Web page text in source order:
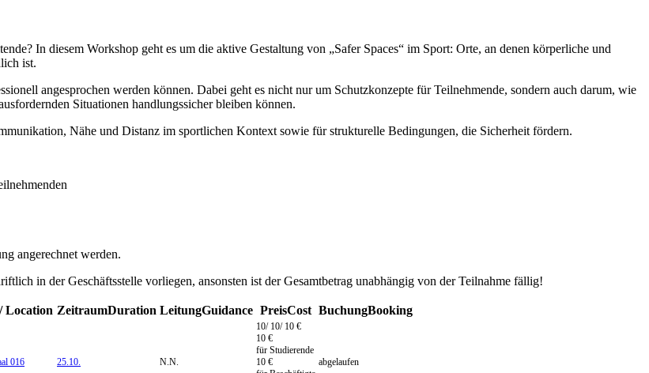
In diesem Workshop geht es um die aktive Gestaltung von „Safer Spaces“ im Sport: Orte, an denen körperliche und
ist.
angesprochen werden können. Dabei geht es nicht nur um Schutzkonzepte für Teilnehmende, sondern auch darum, wie
Situationen handlungssicher bleiben können.
Nähe und Distanz im sportlichen Kontext sowie für strukturelle Bedingungen, die Sicherheit fördern.
angerechnet werden.
in der Geschäftsstelle vorliegen, ansonsten ist der Gesamtbetrag unabhängig von der Teilnahme fällig!
Location ZeitraumDuration LeitungGuidance PreisCost BuchungBooking
016 25.10. N.N.
10/ 10/ 10 €
10 €
für Studierende
10 €
abgelaufen